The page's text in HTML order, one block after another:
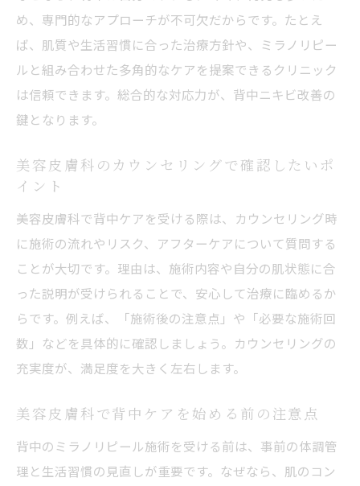
化
背中ピーリングならミラノリピールが注目され
る理由
ミラノリピールが美容皮膚科で人気の背中
ピーリング
美容皮膚科のミラノリピールで肌質改善を
背中ピーリングの新定番として注目の美容
皮膚科施術
ミラノリピールの背中施術が注目されるポ
イント
美容皮膚科で受けるミラノリピールの特徴
を解説
背中ケアに最適なミラノリピールの効果と
ミラノリピールの間隔や施術効果を詳しく解説
美容皮膚科でのミラノリピール施術間隔の
目安
め、専門的なアプローチが不可欠だからです。たとえ
ば、肌質や生活習慣に合った治療方針や、ミラノリピー
ルと組み合わせた多角的なケアを提案できるクリニック
は信頼できます。総合的な対応力が、背中ニキビ改善の
鍵となります。
美容皮膚科のカウンセリングで確認したいポ
イント
美容皮膚科で背中ケアを受ける際は、カウンセリング時
に施術の流れやリスク、アフターケアについて質問する
ことが大切です。理由は、施術内容や自分の肌状態に合
った説明が受けられることで、安心して治療に臨めるか
らです。例えば、「施術後の注意点」や「必要な施術回
数」などを具体的に確認しましょう。カウンセリングの
充実度が、満足度を大きく左右します。
美容皮膚科で背中ケアを始める前の注意点
背中のミラノリピール施術を受ける前は、事前の体調管
理と生活習慣の見直しが重要です。なぜなら、肌のコン